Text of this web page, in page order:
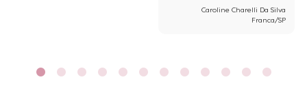
Caroline Charelli Da Silva
Franca/SP